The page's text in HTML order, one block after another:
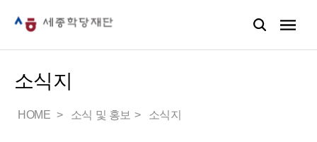
소식지
HOME 소식 및 홍보 소식지